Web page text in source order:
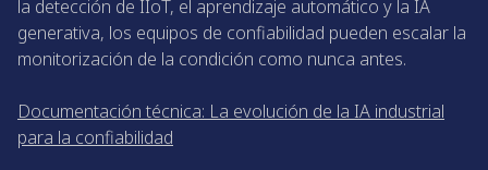
la detección de IIoT, el aprendizaje automático y la IA
generativa, los equipos de confiabilidad pueden escalar la
monitorización de la condición como nunca antes.
Documentación técnica: La evolución de la IA industrial
para la confiabilidad